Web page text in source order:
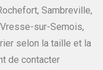
Sambreville,
sur-Semois,
selon la taille et la
de contacter